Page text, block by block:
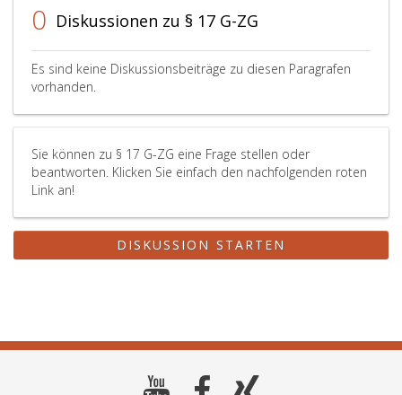
0 Diskussionen zu § 17 G-ZG
Es sind keine Diskussionsbeiträge zu diesen Paragrafen
vorhanden.
Sie können zu § 17 G-ZG eine Frage stellen oder
beantworten. Klicken Sie einfach den nachfolgenden roten
Link an!
DISKUSSION STARTEN